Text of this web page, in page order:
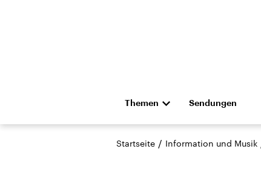
Themen
Die Nachrichten Politik
Hörspiel und Feature Musik
Sendungen
Startseite / Information und Musik